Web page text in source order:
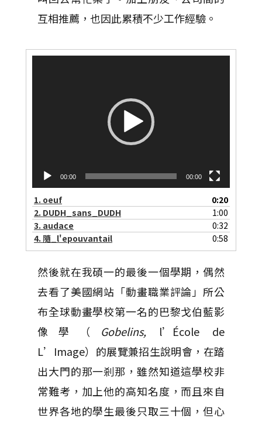
互相推薦，也因此累積不少工作經驗。
00:00 00:00
1. oeuf
0:20
2. DUDH_sans_DUDH
1:00
3. audace
0:32
4. 隨_l'epouvantail 0:58
然後就在我碩一的最後一個學期，偶然
去看了美國網站「動畫職業評論」所公
布全球動畫學校第一名的巴黎戈伯藍影
像學（ Gobelins, l’École de
L’Image）的展覽兼招生說明會，在踏
出大門的那一剎那，雖然知道這學校非
常難考，加上他的高知名度，而且來自
世界各地的學生最後只取三十個，但心